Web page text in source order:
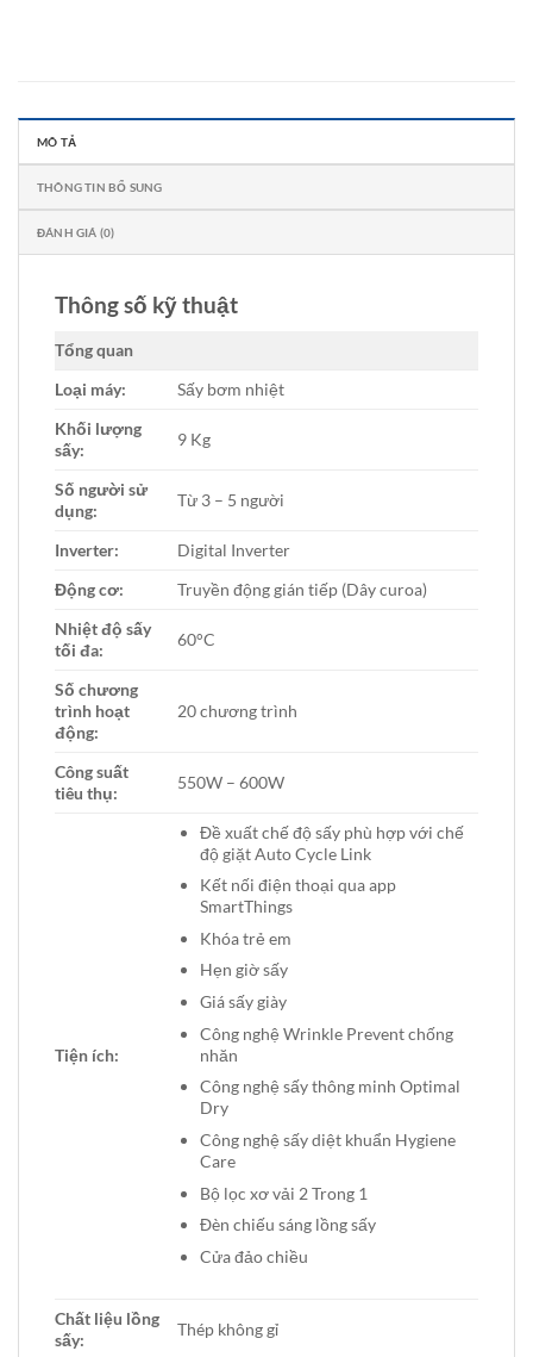
MÔ TẢ
THÔNG TIN BỔ SUNG
ĐÁNH GIÁ (0)
Thông số kỹ thuật
Tổng quan
Loại máy:
Sấy bơm nhiệt
Khối lượng
sấy:
9 Kg
Số người sử
dụng:
Từ 3 – 5 người
Inverter:
Digital Inverter
Động cơ:
Truyền động gián tiếp (Dây curoa)
Nhiệt độ sấy
tối đa:
60°C
Số chương
trình hoạt
động:
20 chương trình
Công suất
tiêu thụ:
550W – 600W
Tiện ích:
Đề xuất chế độ sấy phù hợp với chế
độ giặt Auto Cycle Link
Kết nối điện thoại qua app
SmartThings
Khóa trẻ em
Hẹn giờ sấy
Giá sấy giày
Công nghệ Wrinkle Prevent chống
nhăn
Công nghệ sấy thông minh Optimal
Dry
Công nghệ sấy diệt khuẩn Hygiene
Care
Bộ lọc xơ vải 2 Trong 1
Đèn chiếu sáng lồng sấy
Cửa đảo chiều
Chất liệu lồng
sấy:
Thép không gỉ